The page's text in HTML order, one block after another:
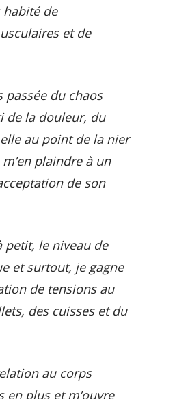
de
et de
passée du chaos
de la douleur, du
au point de la nier
plaindre à un
de son
petit, le niveau de
et surtout, je gagne
de tensions au
des cuisses et du
au corps
en plus et m’ouvre